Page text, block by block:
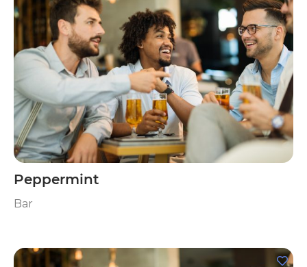
Peppermint
Bar